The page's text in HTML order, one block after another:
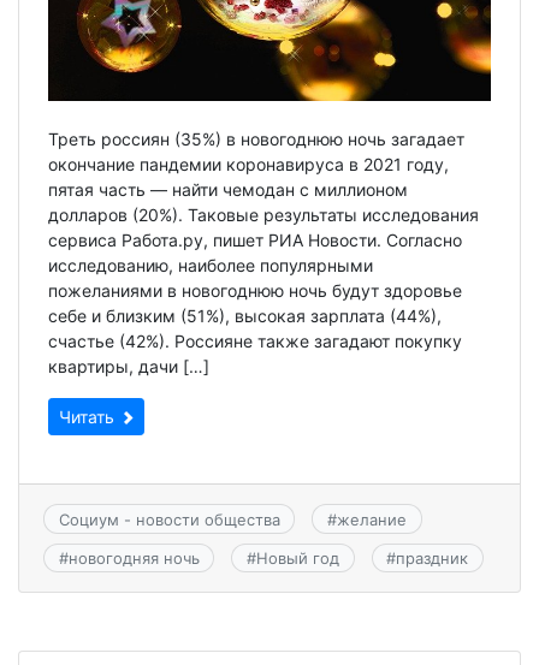
Треть россиян (35%) в новогоднюю ночь загадает
окончание пандемии коронавируса в 2021 году,
пятая часть — найти чемодан с миллионом
долларов (20%). Таковые результаты исследования
сервиса Работа.ру, пишет РИА Новости. Согласно
исследованию, наиболее популярными
пожеланиями в новогоднюю ночь будут здоровье
себе и близким (51%), высокая зарплата (44%),
счастье (42%). Россияне также загадают покупку
квартиры, дачи […]
Читать
Социум - новости общества #желание
#новогодняя ночь #Новый год #праздник